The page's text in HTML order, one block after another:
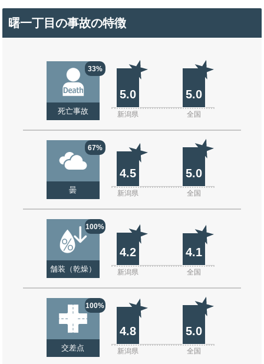
曙一丁目の事故の特徴
33%
死亡事故
5.0 5.0
新潟県 全国
67%
曇
4.5 5.0
新潟県 全国
100%
舗装（乾燥）
4.2 4.1
新潟県 全国
100%
交差点
4.8 5.0
新潟県 全国